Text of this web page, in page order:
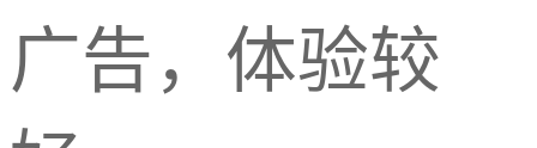
广告，体验较